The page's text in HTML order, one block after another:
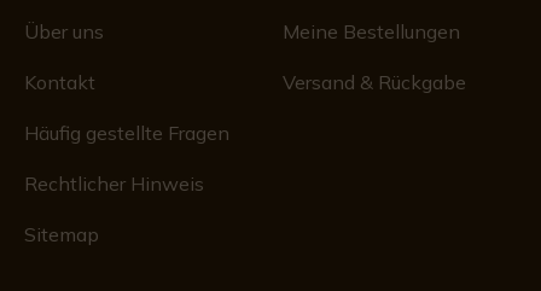
Über uns
Kontakt
Häufig gestellte Fragen
Rechtlicher Hinweis
Sitemap
Meine Bestellungen
Versand & Rückgabe